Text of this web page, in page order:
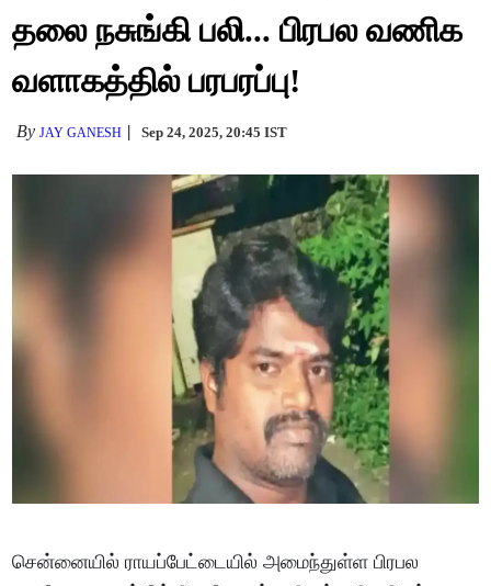
தலை நசுங்கி பலி... பிரபல வணிக
வளாகத்தில் பரபரப்பு!
ByJAY GANESH Sep 24, 2025, 20:45 IST
சென்னையில் ராயப்பேட்டையில் அமைந்துள்ள பிரபல